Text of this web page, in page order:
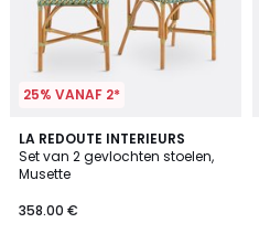
25% VANAF 2*
LA REDOUTE INTERIEURS
Set van 2 gevlochten stoelen,
Musette
358.00 €
4.7
/ 5